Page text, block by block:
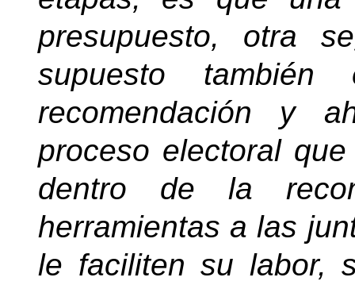
presupuesto, otra
supuesto
recomendación y
proceso electoral
dentro de la
herramientas a las
le faciliten su labor,